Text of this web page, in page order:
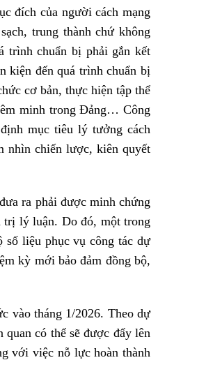
đích của người cách mạng
trung thành chứ không
trình chuẩn bị phải gắn kết
kiện đến quá trình chuẩn bị
cơ bản, thực hiện tập thể
minh trong Đảng… Công
mục tiêu lý tưởng cách
nhìn chiến lược, kiên quyết
ra phải được minh chứng
trị lý luận. Do đó, một trong
số liệu phục vụ công tác dự
kỳ mới bảo đảm đồng bộ,
vào tháng 1/2026. Theo dự
có thể sẽ được đẩy lên
với việc nỗ lực hoàn thành